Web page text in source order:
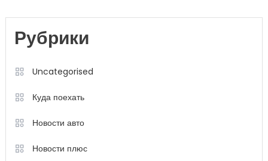
Рубрики
Uncategorised
Куда поехать
Новости авто
Новости плюс